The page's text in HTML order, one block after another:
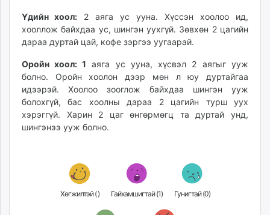
assa.mn
toim.mn
tac.mn
paparazzi.mn
unread.today
Үдийн хоол: 2 аяга ус ууна. Хүссэн хоолоо ид,
хооллож байхдаа ус, шингэн уухгүй. Зөвхөн 2 цагийн
дараа дуртай цай, кофе зэргээ уугаарай.
Оройн хоол: 1 аяга ус ууна, хүсвэл 2 аягыг ууж
болно. Оройн хоолон дээр мөн л юу дуртайгаа
идээрэй. Хоолоо зооглож байхдаа шингэн ууж
болохгүй, бас хоолны дараа 2 цагийн турш уух
хэрэггүй. Харин 2 цаг өнгөрмөгц та дуртай унд,
шингэнээ ууж болно.
Хөгжилтэй () Гайхамшигтай (1) Гунигтай (0)